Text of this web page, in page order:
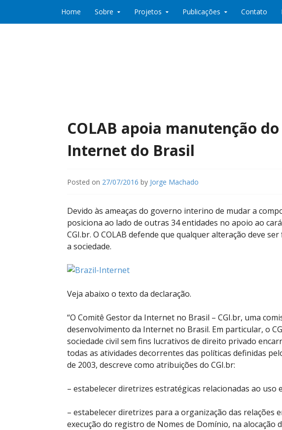
Home Sobre Projetos Publicações Contato
COLAB apoia manutenção
Internet do Brasil
Posted on 27/07/2016 by Jorge Machado
Devido às ameaças do governo interino de mudar a
posiciona ao lado de outras 34 entidades no apoio ao
CGI.br. O COLAB defende que qualquer alteração deve
a sociedade.
Veja abaixo o texto da declaração.
“O Comitê Gestor da Internet no Brasil – CGI.br, uma
desenvolvimento da Internet no Brasil. Em particular, o
sociedade civil sem fins lucrativos de direito privado
todas as atividades decorrentes das políticas definidas
de 2003, descreve como atribuições do CGI.br:
– estabelecer diretrizes estratégicas relacionadas ao
– estabelecer diretrizes para a organização das relações
execução do registro de Nomes de Domínio, na alocação